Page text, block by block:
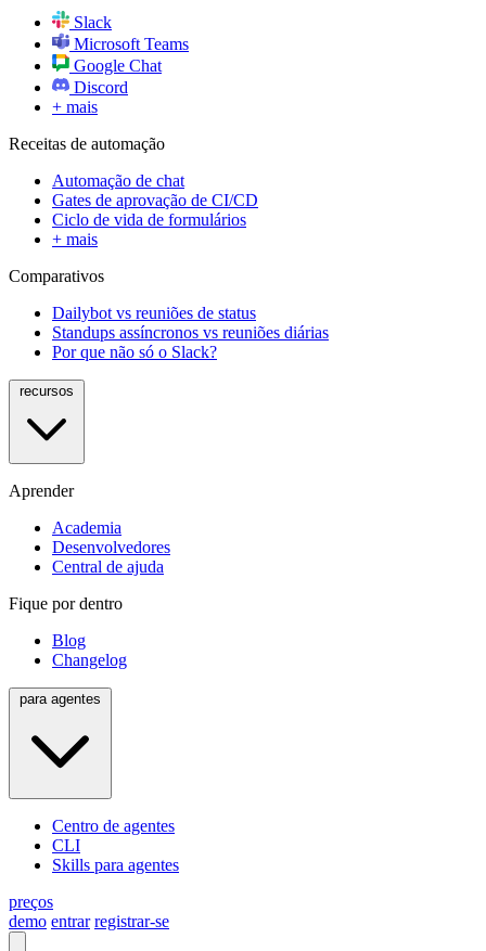
Slack
Microsoft Teams
Google Chat
Discord
+ mais
Receitas de automação
Automação de chat
Gates de aprovação de CI/CD
Ciclo de vida de formulários
+ mais
Comparativos
Dailybot vs reuniões de status
Standups assíncronos vs reuniões diárias
Por que não só o Slack?
Aprender
Academia
Desenvolvedores
Central de ajuda
Fique por dentro
Blog
Changelog
Centro de agentes
CLI
Skills para agentes
preços
demo entrar registrar-se